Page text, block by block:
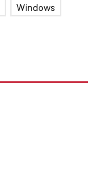
Windows